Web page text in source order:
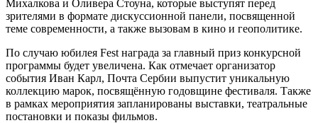
Михалкова и Оливера Стоуна, которые выступят перед
зрителями в формате дискуссионной панели, посвященной
теме современности, а также вызовам в кино и геополитике.
По случаю юбилея Fest награда за главный приз конкурсной
программы будет увеличена. Как отмечает организатор
события Иван Карл, Почта Сербии выпустит уникальную
коллекцию марок, посвящённую годовщине фестиваля. Также
в рамках мероприятия запланированы выставки, театральные
постановки и показы фильмов.